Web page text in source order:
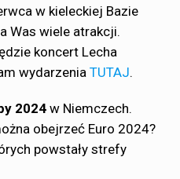
w kieleckiej Bazie
Was wiele atrakcji.
koncert Lecha
wydarzeniaTUTAJ.
2024 w Niemczech.
obejrzeć Euro 2024?
powstały strefy